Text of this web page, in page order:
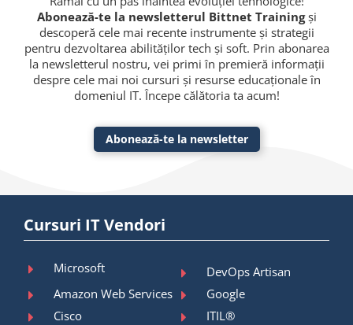
Abonează-te la newsletterul Bittnet Trainingși
descoperă cele mai recente instrumente și strategii
pentru dezvoltarea abilităților tech și soft. Prin abonarea
la newsletterul nostru, vei primi în premieră informații
despre cele mai noi cursuri și resurse educaționale în
domeniul IT. Începe călătoria ta acum!
Abonează-te la newsletter
Cursuri IT Vendori
Microsoft
DevOps Artisan
Amazon Web Services
Google
Cisco
ITIL®